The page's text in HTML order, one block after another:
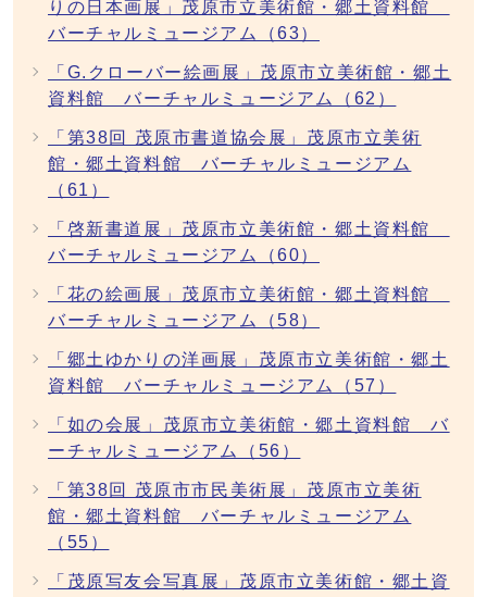
りの日本画展」茂原市立美術館・郷土資料館
バーチャルミュージアム（63）
「G.クローバー絵画展」茂原市立美術館・郷土
資料館 バーチャルミュージアム（62）
「第38回 茂原市書道協会展」茂原市立美術
館・郷土資料館 バーチャルミュージアム
（61）
「啓新書道展」茂原市立美術館・郷土資料館
バーチャルミュージアム（60）
「花の絵画展」茂原市立美術館・郷土資料館
バーチャルミュージアム（58）
「郷土ゆかりの洋画展」茂原市立美術館・郷土
資料館 バーチャルミュージアム（57）
「如の会展」茂原市立美術館・郷土資料館 バ
ーチャルミュージアム（56）
「第38回 茂原市市民美術展」茂原市立美術
館・郷土資料館 バーチャルミュージアム
（55）
「茂原写友会写真展」茂原市立美術館・郷土資